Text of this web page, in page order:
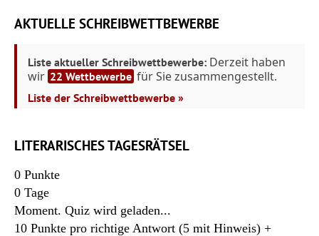
AKTUELLE SCHREIBWETTBEWERBE
Liste aktueller Schreibwettbewerbe: Derzeit haben
wir 22 Wettbewerbe für Sie zusammengestellt.
Liste der Schreibwettbewerbe »
LITERARISCHES TAGESRÄTSEL
0 Punkte
0 Tage
Moment. Quiz wird geladen...
10 Punkte pro richtige Antwort (5 mit Hinweis) +